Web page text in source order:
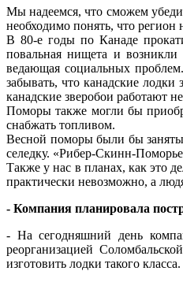
Мы надеемся, что сможем
необходимо понять, что регион
В 80-е годы по Канаде
повальная нищета и
ведающая социальных
забывать, что канадские
канадские зверобои работают
Поморы также могли бы
снабжать топливом.
Весной поморы были бы заняты
селедку. «Рибер-Скинн-
Также у нас в планах, как это
практически невозможно, а
- Компания планировала
- На сегодняшний день
реорганизацией
изготовить лодки такого класса.